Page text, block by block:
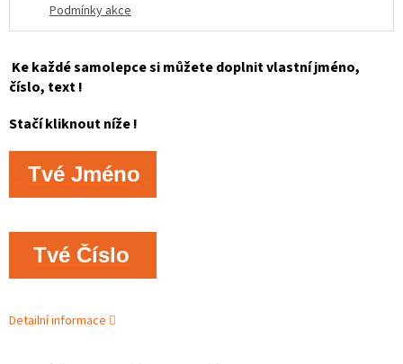
Podmínky akce
Ke každé samolepce si můžete doplnit vlastní jméno,
číslo, text !
Stačí kliknout níže !
Tvé Jméno
Tvé Číslo
Detailní informace